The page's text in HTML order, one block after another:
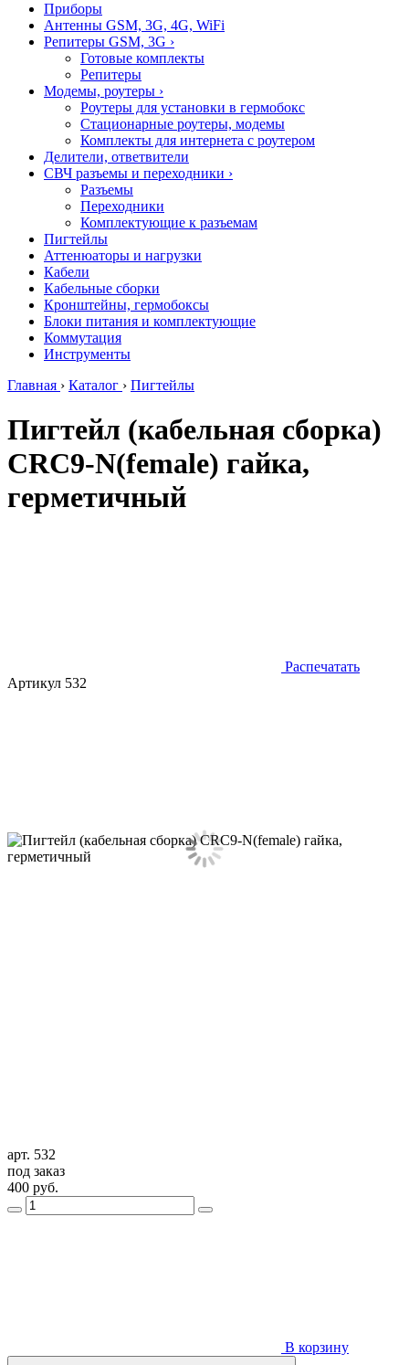
Приборы
Антенны GSM, 3G, 4G, WiFi
Репитеры GSM, 3G ›
Готовые комплекты
Репитеры
Модемы, роутеры ›
Роутеры для установки в гермобокс
Стационарные роутеры, модемы
Комплекты для интернета с роутером
Делители, ответвители
СВЧ разъемы и переходники ›
Разъемы
Переходники
Комплектующие к разъемам
Пигтейлы
Аттенюаторы и нагрузки
Кабели
Кабельные сборки
Кронштейны, гермобоксы
Блоки питания и комплектующие
Коммутация
Инструменты
Главная › Каталог › Пигтейлы
Пигтейл (кабельная сборка)
CRC9-N(female) гайка,
герметичный
Распечатать
Артикул 532
арт. 532
под заказ
400 руб.
В корзину